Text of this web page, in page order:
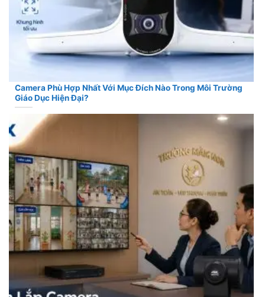
Camera Phù Hợp Nhất Với Mục Đích Nào Trong Môi Trường
Giáo Dục Hiện Đại?